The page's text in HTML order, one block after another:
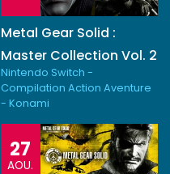
Metal Gear Solid :
Master Collection Vol. 2
Nintendo Switch -
Compilation Action Aventure
- Konami
27
AOU.